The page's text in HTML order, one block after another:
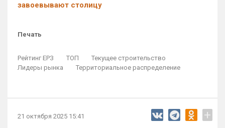
завоевывают столицу
Печать
Рейтинг ЕРЗ ТОП
Текущее строительство
Лидеры рынка
Территориальное распределение
21 октября 2025 15:41 +